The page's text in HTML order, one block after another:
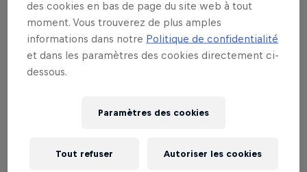
Duel et, si la météo le permet, il s'affrontera dans
un format à quatre manches. Les images seront
retransmises au jury qui nommera le gagnant du
duel. Les riders qui s'imposeront poursuivront la
des cookies en bas de page du site web à tout
moment. Vous trouverez de plus amples
informations dans notre Politique de confidentialité
et dans les paramètres des cookies directement ci-
dessous.
Paramètres des cookies
Tout refuser Autoriser les cookies